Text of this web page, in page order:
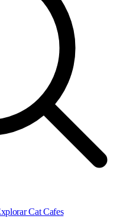
Cat Cafes